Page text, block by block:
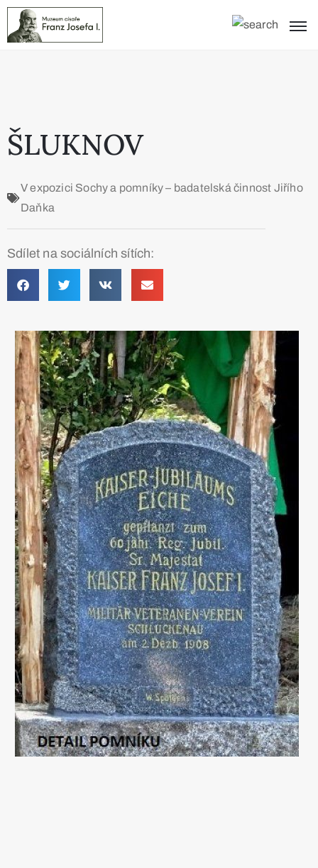
ŠLUKNOV
V expozici Sochy a pomníky – badatelská činnost Jiřího
Daňka
Sdílet na sociálních sítích: